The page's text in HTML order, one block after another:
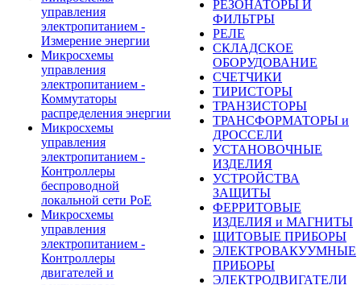
управления
электропитанием -
Измерение энергии
Микросхемы
управления
электропитанием -
Коммутаторы
распределения энергии
Микросхемы
управления
электропитанием -
Контроллеры
беспроводной
локальной сети PoE
Микросхемы
управления
электропитанием -
Контроллеры
двигателей и
РЕЗОНАТОРЫ И
ФИЛЬТРЫ
РЕЛЕ
СКЛАДСКОЕ
ОБОРУДОВАНИЕ
СЧЕТЧИКИ
ТИРИСТОРЫ
ТРАНЗИСТОРЫ
ТРАНСФОРМАТОРЫ и
ДРОССЕЛИ
УСТАНОВОЧНЫЕ
ИЗДЕЛИЯ
УСТРОЙСТВА
ЗАЩИТЫ
ФЕРРИТОВЫЕ
ИЗДЕЛИЯ и МАГНИТЫ
ЩИТОВЫЕ ПРИБОРЫ
ЭЛЕКТРОВАКУУМНЫЕ
ПРИБОРЫ
ЭЛЕКТРОДВИГАТЕЛИ